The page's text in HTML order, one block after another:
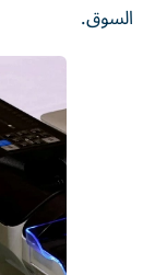
السوق.